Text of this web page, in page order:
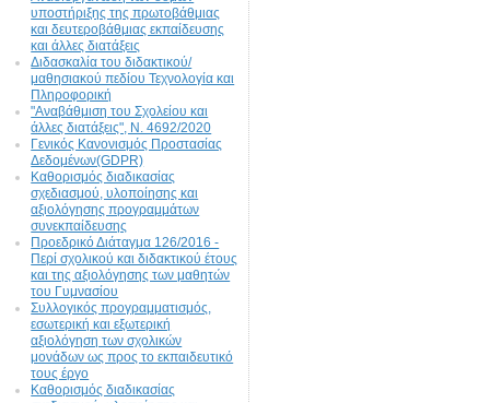
υποστήριξης της πρωτοβάθμιας
και δευτεροβάθμιας εκπαίδευσης
και άλλες διατάξεις
Διδασκαλία του διδακτικού/
μαθησιακού πεδίου Τεχνολογία και
Πληροφορική
"Αναβάθμιση του Σχολείου και
άλλες διατάξεις", N. 4692/2020
Γενικός Κανονισμός Προστασίας
Δεδομένων(GDPR)
Καθορισμός διαδικασίας
σχεδιασμού, υλοποίησης και
αξιολόγησης προγραμμάτων
συνεκπαίδευσης
Προεδρικό Διάταγμα 126/2016 -
Περί σχολικού και διδακτικού έτους
και της αξιολόγησης των μαθητών
του Γυμνασίου
Συλλογικός προγραμματισμός,
εσωτερική και εξωτερική
αξιολόγηση των σχολικών
μονάδων ως προς το εκπαιδευτικό
τους έργο
Καθορισμός διαδικασίας